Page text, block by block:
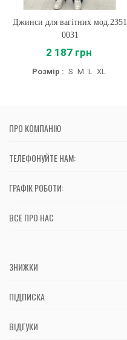
Джинси для вагітних мод.2351
0031
2 187 грн
Розмір : S M L XL
ПРО КОМПАНІЮ
ТЕЛЕФОНУЙТЕ НАМ:
ГРАФІК РОБОТИ:
ВСЕ ПРО НАС
ЗНИЖКИ
ПІДПИСКА
ВІДГУКИ